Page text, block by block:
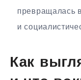
превращалась
и
Как